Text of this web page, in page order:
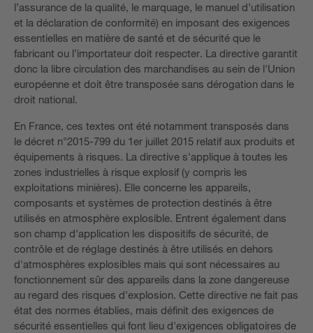
l’assurance de la qualité, le marquage, le manuel d’utilisation
et la déclaration de conformité) en imposant des exigences
essentielles en matière de santé et de sécurité que le
fabricant ou l’importateur doit respecter. La directive garantit
donc la libre circulation des marchandises au sein de l'Union
européenne et doit être transposée sans dérogation dans le
droit national.
En France, ces textes ont été notamment transposés dans
le décret n°2015-799 du 1er juillet 2015 relatif aux produits et
équipements à risques. La directive s'applique à toutes les
zones industrielles à risque explosif (y compris les
exploitations minières). Elle concerne les appareils,
composants et systèmes de protection destinés à être
utilisés en atmosphère explosible. Entrent également dans
son champ d'application les dispositifs de sécurité, de
contrôle et de réglage destinés à être utilisés en dehors
d'atmosphères explosibles mais qui sont nécessaires au
fonctionnement sûr des appareils dans la zone dangereuse
au regard des risques d'explosion. Cette directive ne fait pas
état des normes établies, mais définit des exigences de
sécurité essentielles qui font lieu d'exigences obligatoires de